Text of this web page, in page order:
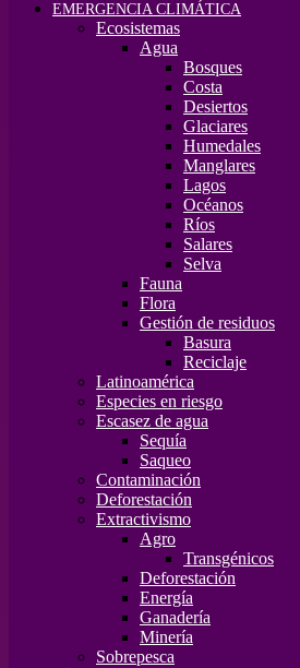
EMERGENCIA CLIMÁTICA
Ecosistemas
Agua
Bosques
Costa
Desiertos
Glaciares
Humedales
Manglares
Lagos
Océanos
Ríos
Salares
Selva
Fauna
Flora
Gestión de residuos
Basura
Reciclaje
Latinoamérica
Especies en riesgo
Escasez de agua
Sequía
Saqueo
Contaminación
Deforestación
Extractivismo
Agro
Transgénicos
Deforestación
Energía
Ganadería
Minería
Sobrepesca